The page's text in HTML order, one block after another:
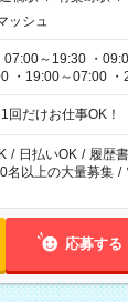
ッシュ
07:00～19:30 ・
・19:00～07:00
！ ※シフトは
回だけお仕事OK！
/ 日払いOK / 履歴
名以上の大量募集 /
応募する